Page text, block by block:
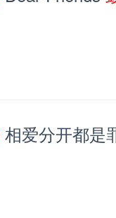
相爱分开都是